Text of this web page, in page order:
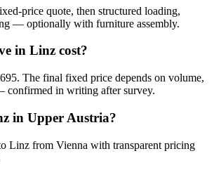
price quote, then structured loading,
— optionally with furniture assembly.
in Linz cost?
The final fixed price depends on volume,
confirmed in writing after survey.
in Upper Austria?
Linz from Vienna with transparent pricing